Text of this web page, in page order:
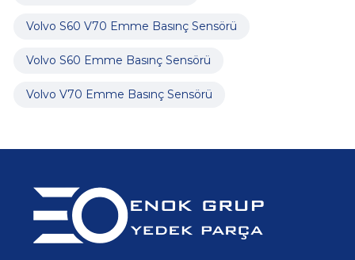
Volvo S60 V70 Emme Basınç Sensörü
Volvo S60 Emme Basınç Sensörü
Volvo V70 Emme Basınç Sensörü